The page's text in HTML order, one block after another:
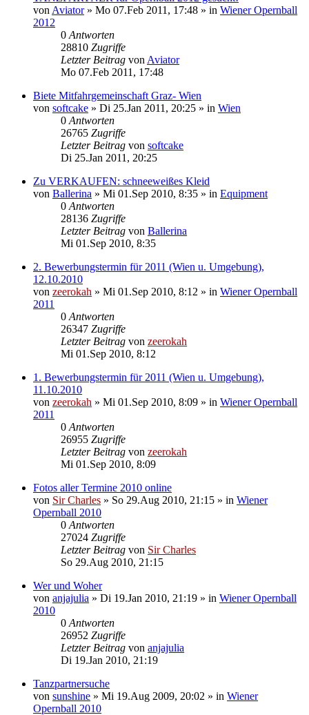
von Aviator» Mo 07.Feb 2011, 17:48 » in Wiener Opernball
2012
0 Antworten
28810 Zugriffe
Letzter Beitrag von Aviator
Mo 07.Feb 2011, 17:48
Biete Mitfahrgemeinschaft Graz- Wien
von softcake » Di 25.Jan 2011, 20:25 » in Wien
0 Antworten
26765 Zugriffe
Letzter Beitrag von softcake
Di 25.Jan 2011, 20:25
Zu VERKAUFEN: schneeweißes Kleid
von Ballerina » Mi 01.Sep 2010, 8:35 » in Equipment
0 Antworten
28136 Zugriffe
Letzter Beitrag von Ballerina
Mi 01.Sep 2010, 8:35
2. Bewerbungstermin für 2011 (Wien u. Umgebung),
12.10.2010
von zeerokah » Mi 01.Sep 2010, 8:12 » in Wiener Opernball
2011
0 Antworten
26347 Zugriffe
Letzter Beitrag von zeerokah
Mi 01.Sep 2010, 8:12
1. Bewerbungstermin für 2011 (Wien u. Umgebung),
11.10.2010
von zeerokah » Mi 01.Sep 2010, 8:09 » in Wiener Opernball
2011
0 Antworten
26955 Zugriffe
Letzter Beitrag von zeerokah
Mi 01.Sep 2010, 8:09
Fotos aller Termine 2010 online
von Sir Charles » So 29.Aug 2010, 21:15 » in Wiener
Opernball 2010
0 Antworten
27024 Zugriffe
Letzter Beitrag von Sir Charles
So 29.Aug 2010, 21:15
Wer und Woher
von anjajulia » Di 19.Jan 2010, 21:19 » in Wiener Opernball
2010
0 Antworten
26952 Zugriffe
Letzter Beitrag von anjajulia
Di 19.Jan 2010, 21:19
Tanzpartnersuche
von sunshine » Mi 19.Aug 2009, 20:02 » in Wiener
Opernball 2010